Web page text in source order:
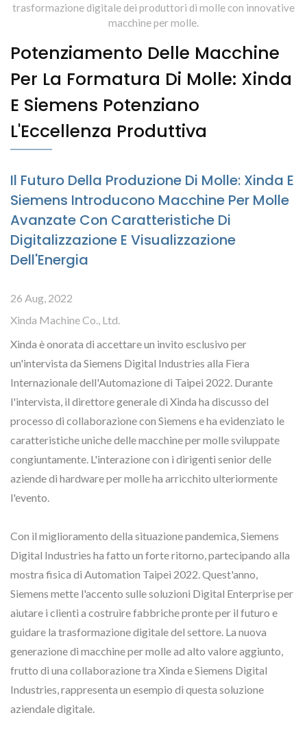
trasformazione digitale dei produttori di molle con innovative
macchine per molle.
Potenziamento Delle Macchine
Per La Formatura Di Molle: Xinda
E Siemens Potenziano
L'Eccellenza Produttiva
Il Futuro Della Produzione Di Molle: Xinda E
Siemens Introducono Macchine Per Molle
Avanzate Con Caratteristiche Di
Digitalizzazione E Visualizzazione
Dell'Energia
26 Aug, 2022
Xinda Machine Co., Ltd.
Xinda è onorata di accettare un invito esclusivo per
un'intervista da Siemens Digital Industries alla Fiera
Internazionale dell'Automazione di Taipei 2022. Durante
l'intervista, il direttore generale di Xinda ha discusso del
processo di collaborazione con Siemens e ha evidenziato le
caratteristiche uniche delle macchine per molle sviluppate
congiuntamente. L'interazione con i dirigenti senior delle
aziende di hardware per molle ha arricchito ulteriormente
l'evento.
Con il miglioramento della situazione pandemica, Siemens
Digital Industries ha fatto un forte ritorno, partecipando alla
mostra fisica di Automation Taipei 2022. Quest'anno,
Siemens mette l'accento sulle soluzioni Digital Enterprise per
aiutare i clienti a costruire fabbriche pronte per il futuro e
guidare la trasformazione digitale del settore. La nuova
generazione di macchine per molle ad alto valore aggiunto,
frutto di una collaborazione tra Xinda e Siemens Digital
Industries, rappresenta un esempio di questa soluzione
aziendale digitale.